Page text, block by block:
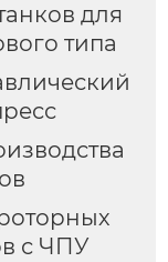
для
типа
с ЧПУ